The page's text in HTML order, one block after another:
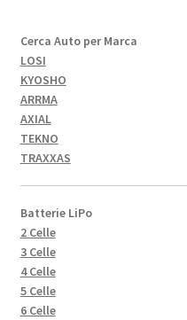
Cerca Auto per Marca
LOSI
KYOSHO
ARRMA
AXIAL
TEKNO
TRAXXAS
Batterie LiPo
2 Celle
3 Celle
4 Celle
5 Celle
6 Celle